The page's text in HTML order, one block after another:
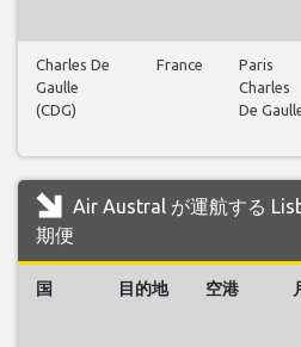
Charles De
Gaulle
(CDG)
France
Paris
Charles
De
Air Austral が運航する
期便
国 目的地 空港